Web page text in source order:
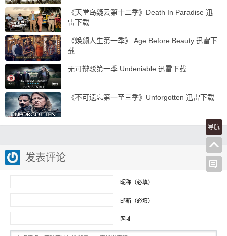
《天堂岛疑云第十二季》Death In Paradise 迅
雷下载
《焕颜人生第一季》 Age Before Beauty 迅雷下
载
无可辩驳第一季 Undeniable 迅雷下载
《不可遗忘第一至三季》Unforgotten 迅雷下载
发表评论
昵称（必填）
邮箱（必填）
网址
导航